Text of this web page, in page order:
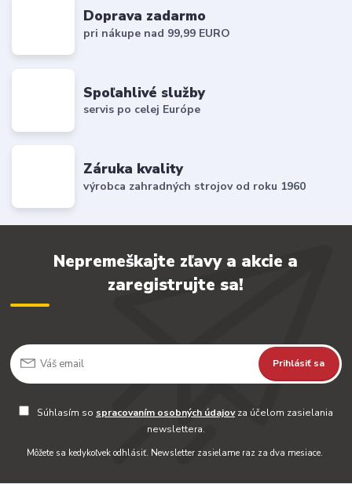
Doprava zadarmo
pri nákupe nad 99,99 EURO
Spoľahlivé služby
servis po celej Európe
Záruka kvality
výrobca zahradných strojov od roku 1960
Nepremeškajte zľavy a akcie a
zaregistrujte sa!
Prihlásiť sa
Súhlasím so spracovaním osobných údajovza účelom zasielania
newslettera.
Môžete sa kedykoľvek odhlásiť. Newsletter zasielame raz za dva mesiace.